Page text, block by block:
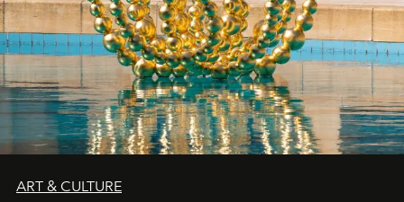
ART & CULTURE